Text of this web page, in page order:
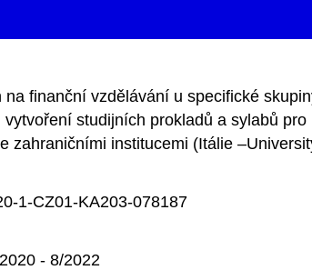
na finanční vzdělávání u specifické
studijních prokladů a sylabů
zahraničními institucemi (Itálie
1-CZ01-KA203-078187
- 8/2022